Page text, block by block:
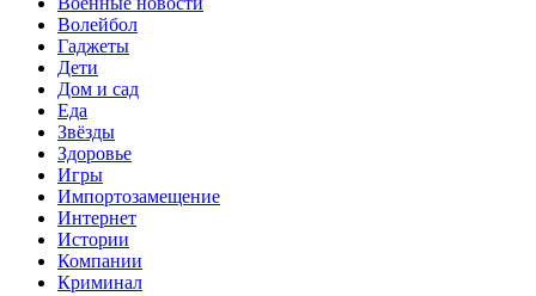
Волейбол
Гаджеты
Дети
Дом и сад
Еда
Звёзды
Здоровье
Игры
Импортозамещение
Интернет
Истории
Компании
Криминал